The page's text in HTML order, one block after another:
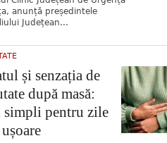
anunță președintele
Județean...
și senzația de
după masă:
simpli pentru zile